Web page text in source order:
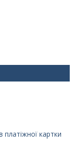
платіжної картки